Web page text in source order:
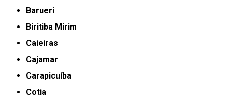
Barueri
Biritiba Mirim
Caieiras
Cajamar
Carapicuíba
Cotia